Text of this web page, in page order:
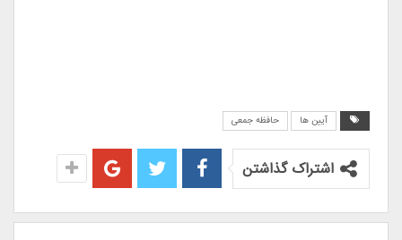
آیین ها حافظه جمعی
اشتراک گذاشتن